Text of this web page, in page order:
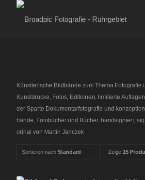
Künst­le­ri­sche Bild­bän­de zum The­ma Foto­gra­fie
Kunst­dru­cke, Fotos, Edi­tio­nen, limi­tier­te
der Spar­te Doku­men­tar­fo­to­gra­fie und
bän­de, Foto­bü­cher und Bücher, hand­si­gniert,
ori­nal von Mar­tin Janczek
Sortieren nach Standard Zeige 15